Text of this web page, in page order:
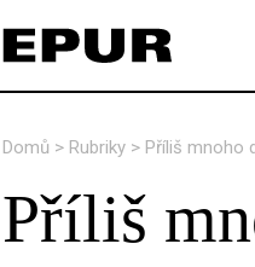
Domů > Rubriky > Příliš mnoho
Příliš